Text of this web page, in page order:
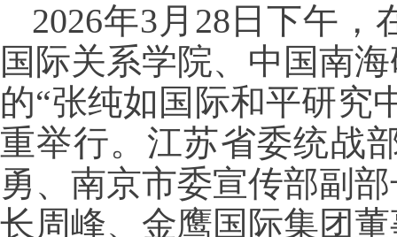
2026年3月28日下午
国际关系学院、中国南
的“张纯如国际和平研究
重举行。江苏省委统战
勇、南京市委宣传部副
长周峰、金鹰国际集团